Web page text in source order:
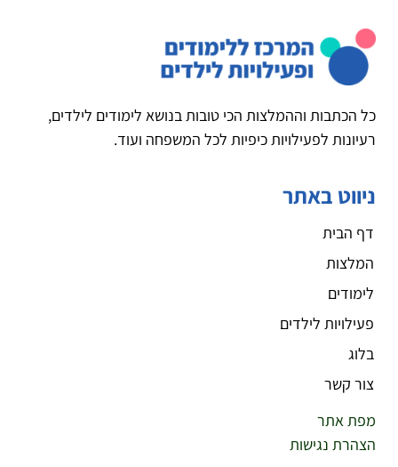
כל הכתבות וההמלצות הכי טובות בנושא לימודים לילדים,
רעיונות לפעילויות כיפיות לכל המשפחה ועוד.
ניווט באתר
דף הבית
המלצות
לימודים
פעילויות לילדים
בלוג
צור קשר
מפת אתר
הצהרת נגישות